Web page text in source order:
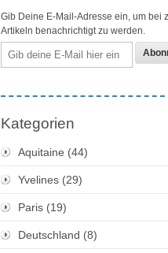
Gib Deine E-Mail-Adresse ein, um bei
Artikeln benachrichtigt zu werden.
Mail
Kategorien
Aquitaine (44)
Yvelines (29)
Paris (19)
Deutschland (8)